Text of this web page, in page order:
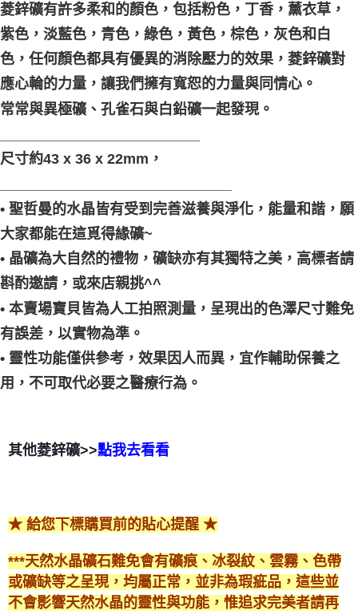
菱鋅礦有許多柔和的顏色，包括粉色，丁香，薰衣草，
紫色，淡藍色，青色，綠色，黃色，棕色，灰色和白
色，任何顏色都具有優異的消除壓力的效果，菱鋅礦對
應心輪的力量，讓我們擁有寬恕的力量與同情心。
常常與異極礦、孔雀石與白鉛礦一起發現。
尺寸約43 x 36 x 22mm，
• 聖哲曼的水晶皆有受到完善滋養與淨化，能量和諧，願
大家都能在這覓得緣礦~
• 晶礦為大自然的禮物，礦缺亦有其獨特之美，高標者請
斟酌邀請，或來店親挑^^
• 本賣場寶貝皆為人工拍照測量，呈現出的色澤尺寸難免
有誤差，以實物為準。
• 靈性功能僅供參考，效果因人而異，宜作輔助保養之
用，不可取代必要之醫療行為。
其他菱鋅礦>>點我去看看
★ 給您下標購買前的貼心提醒 ★
***天然水晶礦石難免會有礦痕、冰裂紋、雲霧、色帶
或礦缺等之呈現，均屬正常，並非為瑕疵品，這些並
不會影響天然水晶的靈性與功能，惟追求完美者請再